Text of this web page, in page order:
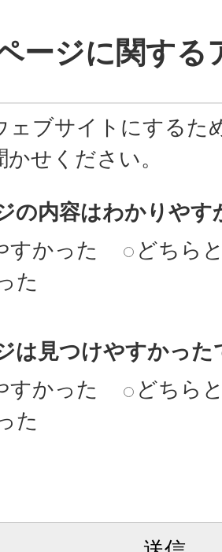
ージに関する
ェブサイトにするた
せください。
の内容はわかりやす
すかった
どちら
た
は見つけやすかった
すかった
どちら
た